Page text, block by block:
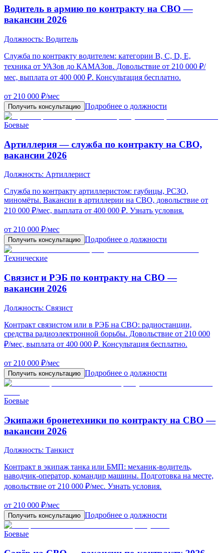
Водитель в армию по контракту на СВО —
вакансии 2026
Должность: Водитель
Служба по контракту водителем: категории B, C, D, E,
техника от УАЗов до КАМАЗов. Довольствие от 210 000 ₽/
мес, выплата от 400 000 ₽. Консультация бесплатно.
от 210 000 ₽/мес
Получить консультацию Подробнее о должности
Боевые
Артиллерия — служба по контракту на СВО,
вакансии 2026
Должность: Артиллерист
Служба по контракту артиллеристом: гаубицы, РСЗО,
миномёты. Вакансии в артиллерии на СВО, довольствие от
210 000 ₽/мес, выплата от 400 000 ₽. Узнать условия.
от 210 000 ₽/мес
Получить консультацию Подробнее о должности
Технические
Связист и РЭБ по контракту на СВО —
вакансии 2026
Должность: Связист
Контракт связистом или в РЭБ на СВО: радиостанции,
средства радиоэлектронной борьбы. Довольствие от 210 000
₽/мес, выплата от 400 000 ₽. Консультация бесплатно.
от 210 000 ₽/мес
Получить консультацию Подробнее о должности
Боевые
Экипажи бронетехники по контракту на СВО —
вакансии 2026
Должность: Танкист
Контракт в экипаж танка или БМП: механик-водитель,
наводчик-оператор, командир машины. Подготовка на месте,
довольствие от 210 000 ₽/мес. Узнать условия.
от 210 000 ₽/мес
Получить консультацию Подробнее о должности
Боевые